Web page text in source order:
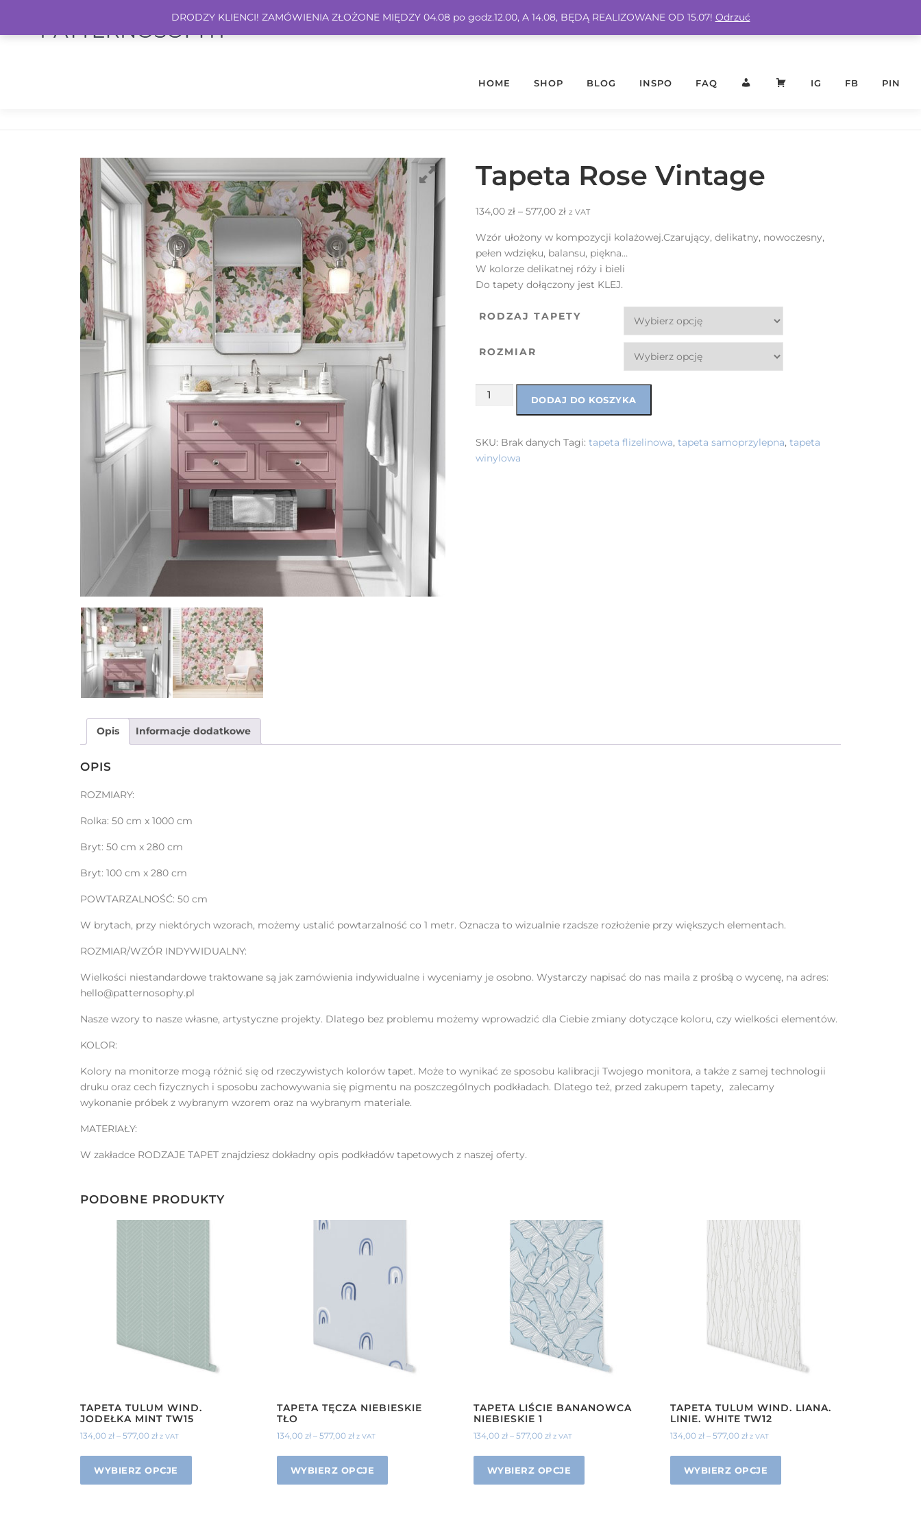
HOME SHOP BLOG INSPO FAQ KONTO KOSZYK
IG FB PIN
Tapeta Rose Vintage
134,00zł –577,00zł z VAT
Wzór ułożony w kompozycji kolażowej.Czarujący, delikatny, nowoczesny,
pełen wdzięku, balansu, piękna…
W kolorze delikatnej róży i bieli
Do tapety dołączony jest KLEJ.
RODZAJ TAPETY
ROZMIAR
DODAJ DO KOSZYKA
SKU: Brak danych Tagi:tapeta flizelinowa,tapeta samoprzylepna,tapeta
winylowa
Opis Informacje dodatkowe
OPIS
ROZMIARY:
Rolka: 50 cm x 1000 cm
Bryt: 50 cm x 280 cm
Bryt: 100 cm x 280 cm
POWTARZALNOŚĆ: 50 cm
W brytach, przy niektórych wzorach, możemy ustalić powtarzalność co 1 metr. Oznacza to wizualnie rzadsze rozłożenie przy większych elementach.
ROZMIAR/WZÓR INDYWIDUALNY:
Wielkości niestandardowe traktowane są jak zamówienia indywidualne i wyceniamy je osobno. Wystarczy napisać do nas maila z prośbą o wycenę, na adres:
hello@patternosophy.pl
Nasze wzory to nasze własne, artystyczne projekty. Dlatego bez problemu możemy wprowadzić dla Ciebie zmiany dotyczące koloru, czy wielkości elementów.
KOLOR:
Kolory na monitorze mogą różnić się od rzeczywistych kolorów tapet. Może to wynikać ze sposobu kalibracji Twojego monitora, a także z samej technologii
druku oraz cech fizycznych i sposobu zachowywania się pigmentu na poszczególnych podkładach. Dlatego też, przed zakupem tapety, zalecamy
wykonanie próbek z wybranym wzorem oraz na wybranym materiale.
MATERIAŁY:
W zakładce RODZAJE TAPET znajdziesz dokładny opis podkładów tapetowych z naszej oferty.
PODOBNE PRODUKTY
TAPETA TULUM WIND.
JODEŁKA MINT TW15
134,00 zł – 577,00 zł z VAT
WYBIERZ OPCJE
TAPETA TĘCZA NIEBIESKIE
TŁO
134,00 zł– 577,00 zł z VAT
WYBIERZ OPCJE
TAPETA LIŚCIE BANANOWCA
NIEBIESKIE 1
134,00 zł– 577,00 zł z VAT
WYBIERZ OPCJE
TAPETA TULUM WIND. LIANA.
LINIE. WHITE TW12
134,00 zł– 577,00 zł z VAT
WYBIERZ OPCJE
DRODZY KLIENCI! ZAMÓWIENIA ZŁOŻONE MIĘDZY 04.08 po godz.12.00, A 14.08, BĘDĄ REALIZOWANE OD 15.07! Odrzuć